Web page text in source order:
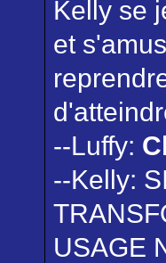
Kelly se
et
--Luffy:
--Kelly:
USAGE